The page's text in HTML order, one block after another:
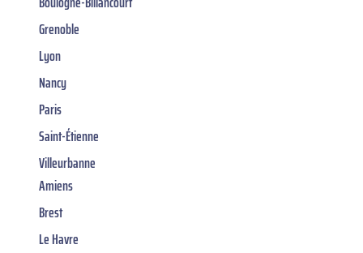
Grenoble
Lyon
Nancy
Paris
Saint-Étienne
Villeurbanne
Amiens
Brest
Le Havre